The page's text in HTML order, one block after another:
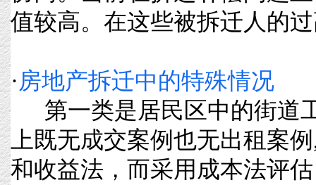
值较高。在这些被拆迁人的
·房地产拆迁中的特殊情况
第一类是居民区中的街道
上既无成交案例也无出租案
和收益法，而采用成本法评